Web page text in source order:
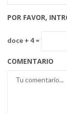
POR FAVOR,
doce + 4 =
COMENTARIO